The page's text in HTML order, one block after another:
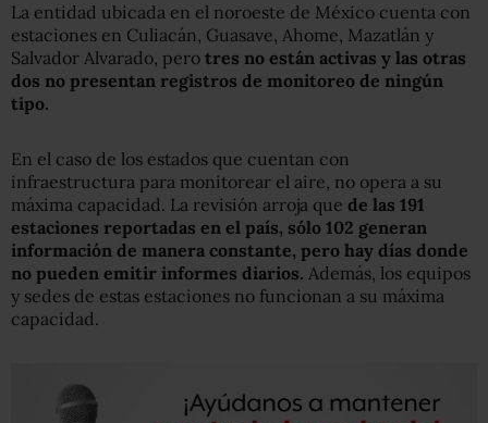
La entidad ubicada en el noroeste de México cuenta con
estaciones en Culiacán, Guasave, Ahome, Mazatlán y
Salvador Alvarado, pero tres no están activas y las otras
dos no presentan registros de monitoreo de ningún
tipo.
En el caso de los estados que cuentan con
infraestructura para monitorear el aire, no opera a su
máxima capacidad. La revisión arroja que de las 191
estaciones reportadas en el país, sólo 102 generan
información de manera constante, pero hay días donde
no pueden emitir informes diarios. Además, los equipos
y sedes de estas estaciones no funcionan a su máxima
capacidad.